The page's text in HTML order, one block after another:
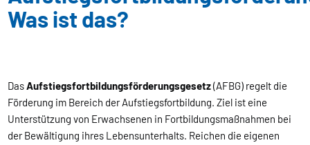
Was ist das?
DasAufstiegsfortbildungsförderungsgesetz(AFBG) regelt die
Förderung im Bereich der Aufstiegsfortbildung. Ziel ist eine
Unterstützung von Erwachsenen in Fortbildungsmaßnahmen bei
der Bewältigung ihres Lebensunterhalts. Reichen die eigenen